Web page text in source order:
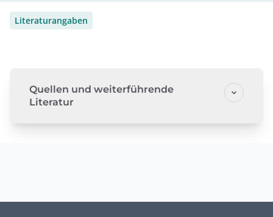
Literaturangaben
Quellen und weiterführende
Literatur